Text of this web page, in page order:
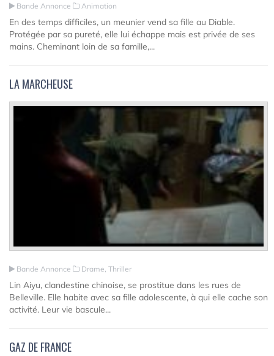
Bande Annonce Animation
En des temps difficiles, un meunier vend sa fille au Diable.
Protégée par sa pureté, elle lui échappe mais est privée de ses
mains. Cheminant loin de sa famille,...
LA MARCHEUSE
Bande Annonce Drame, Thriller
Lin Aiyu, clandestine chinoise, se prostitue dans les rues de
Belleville. Elle habite avec sa fille adolescente, à qui elle cache son
activité. Leur vie bascule...
GAZ DE FRANCE